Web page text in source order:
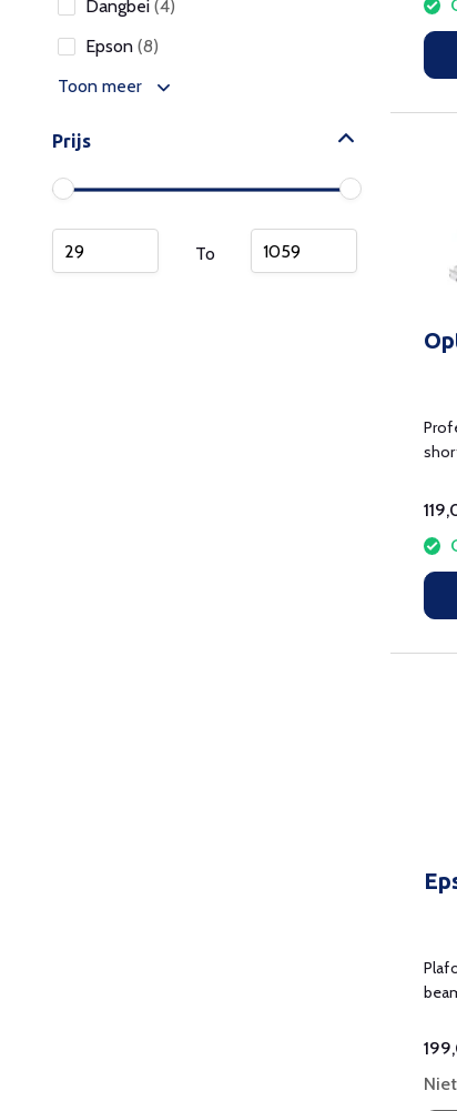
Dangbei (4)
Epson (8)
Toon meer
Prijs
To